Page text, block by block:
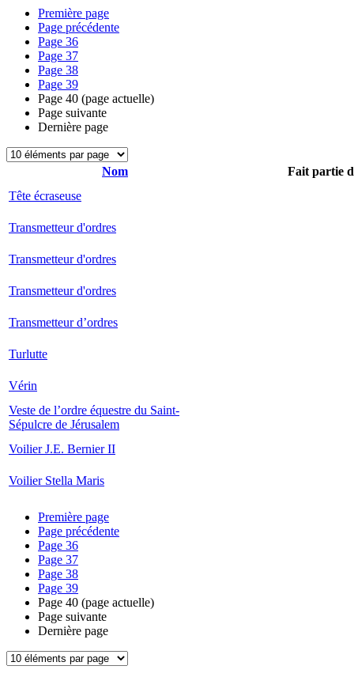
Première page
Page précédente
Page 36
Page 37
Page 38
Page 39
Page 40 (page actuelle)
Page suivante
Dernière page
Nom
Fait partie
Tête écraseuse
Transmetteur d'ordres
Transmetteur d'ordres
Transmetteur d'ordres
Transmetteur d’ordres
Turlutte
Vérin
Veste de l’ordre équestre du Saint-
Sépulcre de Jérusalem
Voilier J.E. Bernier II
Voilier Stella Maris
Première page
Page précédente
Page 36
Page 37
Page 38
Page 39
Page 40 (page actuelle)
Page suivante
Dernière page